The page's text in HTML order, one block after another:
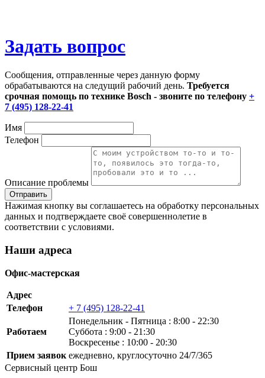
Задать вопрос
Сообщения, отправленные через данную форму
обрабатываются на следущий рабочий день. Требуется
срочная помощь по технике Bosch - звоните по телефону +
7 (495) 128-22-41
Имя
Телефон
Описание проблемы
Нажимая кнопку вы соглашаетесь на обработку персональных
данных и подтверждаете своё совершеннолетие в
соответствии с условиями.
Наши адреса
Офис-мастерская
Адрес
Телефон
+ 7 (495) 128-22-41
Работаем
Понедельник ‐ Пятница : 8:00 - 22:30
Суббота : 9:00 - 21:30
Воскресенье : 10:00 - 20:30
Прием заявок ежедневно, круглосуточно 24/7/365
Сервисный центр Бош